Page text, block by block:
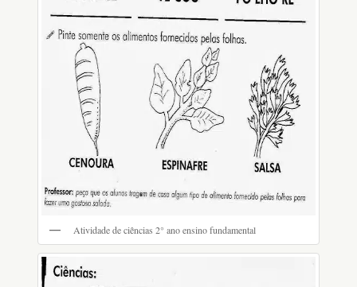
Atividade de ciências 2° ano ensino fundamental